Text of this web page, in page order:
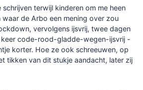
terwijl kinderen om me heen
de Arbo een mening over zou
vervolgens ijsvrij, twee dagen
keer code-rood-gladde-wegen-ijsvrij -
korter. Hoe ze ook schreeuwen, op
tikken van dit stukje aandacht, later zij